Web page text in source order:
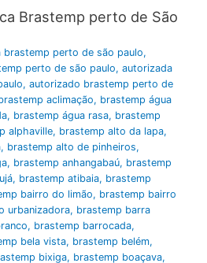
Brastemp perto de São
brastemp perto de são paulo,
perto de são paulo, autorizada
, autorizado brastemp perto de
aclimação, brastemp água
, brastemp água rasa, brastemp
alphaville, brastemp alto da lapa,
, brastemp alto de pinheiros,
, brastemp anhangabaú, brastemp
, brastemp atibaia, brastemp
bairro do limão, brastemp bairro
urbanizadora, brastemp barra
, brastemp barrocada,
bela vista, brastemp belém,
bixiga, brastemp boaçava,